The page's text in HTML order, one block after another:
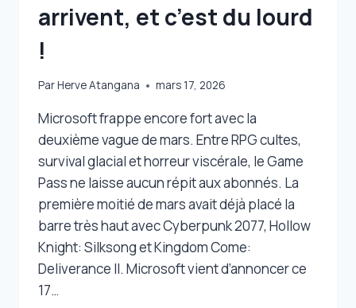
arrivent, et c’est du lourd
!
ParHerve Atangana mars 17, 2026
Microsoft frappe encore fort avec la
deuxième vague de mars. Entre RPG cultes,
survival glacial et horreur viscérale, le Game
Pass ne laisse aucun répit aux abonnés. La
première moitié de mars avait déjà placé la
barre très haut avec Cyberpunk 2077, Hollow
Knight: Silksong et Kingdom Come:
Deliverance II. Microsoft vient d’annoncer ce
17…